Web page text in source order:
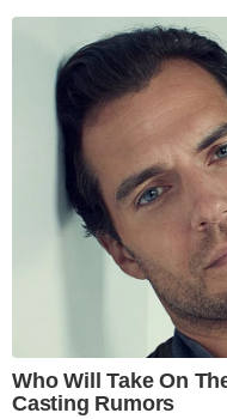
Who Will Take On
Casting Rumors